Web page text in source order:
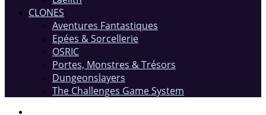
CLONES
Aventures Fantastiques
Epées & Sorcellerie
OSRIC
Portes, Monstres & Trésors
Dungeonslayers
The Challenges Game System